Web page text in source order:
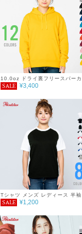
10.0oz ドライ裏フリースパーカ
SALE ¥3,400
Tシャツ メンズ レディース 半袖
5.6oz ヘビーウェイトラグランT
SALE ¥1,200